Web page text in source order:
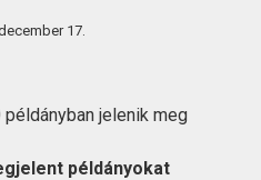
17.
jelenik meg
példányokat